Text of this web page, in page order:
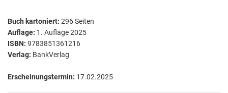
Buch kartoniert: 296Seiten
Auflage: 1. Auflage 2025
ISBN: 9783851361216
Verlag: BankVerlag
Erscheinungstermin: 17.02.2025